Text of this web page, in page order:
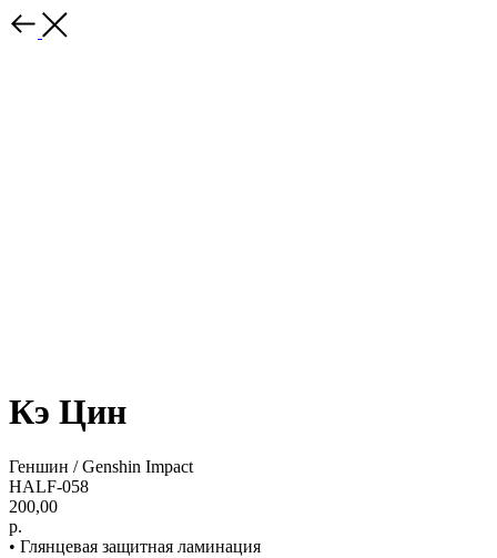
Кэ Цин
Геншин / Genshin Impact
HALF-058
200,00
р.
• Глянцевая защитная ламинация